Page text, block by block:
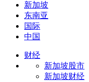
新加坡
东南亚
国际
中国
财经
新加坡股市
新加坡财经